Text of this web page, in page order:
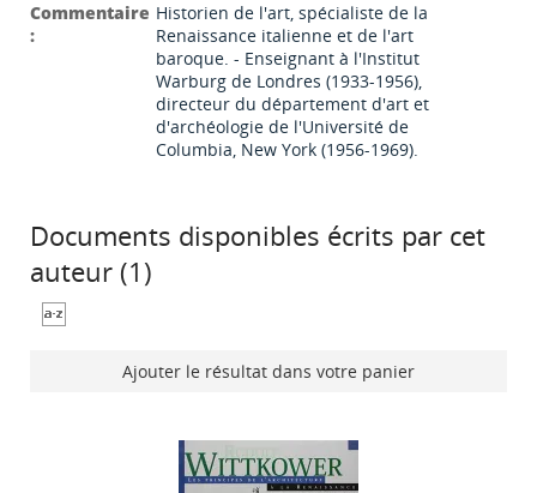
Commentaire
:
Historien de l'art, spécialiste de la
Renaissance italienne et de l'art
baroque. - Enseignant à l'Institut
Warburg de Londres (1933-1956),
directeur du département d'art et
d'archéologie de l'Université de
Columbia, New York (1956-1969).
Documents disponibles écrits par cet
auteur (1 )
Ajouter le résultat dans votre panier